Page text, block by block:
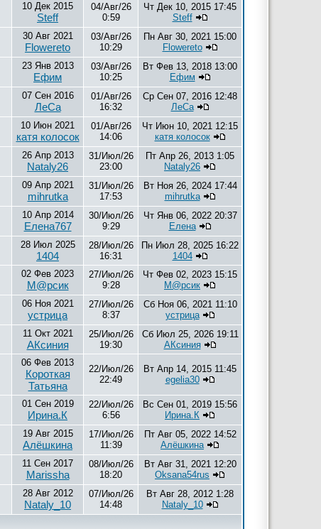
10 Дек 2015
Steff
04/Авг/26
0:59
Чт Дек 10, 2015 17:45
Steff
30 Авг 2021
Flowereto
03/Авг/26
10:29
Пн Авг 30, 2021 15:00
Flowereto
23 Янв 2013
Ефим
03/Авг/26
10:25
Вт Фев 13, 2018 13:00
Ефим
07 Сен 2016
ЛеСа
01/Авг/26
16:32
Ср Сен 07, 2016 12:48
ЛеСа
10 Июн 2021
катя колосок
01/Авг/26
14:06
Чт Июн 10, 2021 12:15
катя колосок
26 Апр 2013
Nataly26
31/Июл/26
23:00
Пт Апр 26, 2013 1:05
Nataly26
09 Апр 2021
mihrutka
31/Июл/26
17:53
Вт Ноя 26, 2024 17:44
mihrutka
10 Апр 2014
Елена767
30/Июл/26
9:29
Чт Янв 06, 2022 20:37
Елена
28 Июл 2025
1404
28/Июл/26
16:31
Пн Июл 28, 2025 16:22
1404
02 Фев 2023
М@рсик
27/Июл/26
9:28
Чт Фев 02, 2023 15:15
М@рсик
06 Ноя 2021
устрица
27/Июл/26
8:37
Сб Ноя 06, 2021 11:10
устрица
11 Окт 2021
АКсиния
25/Июл/26
19:30
Сб Июл 25, 2026 19:11
АКсиния
06 Фев 2013
Короткая
Татьяна
22/Июл/26
22:49
Вт Апр 14, 2015 11:45
egelia30
01 Сен 2019
Ирина.К
22/Июл/26
6:56
Вс Сен 01, 2019 15:56
Ирина.К
19 Авг 2015
Алёшкина
17/Июл/26
11:39
Пт Авг 05, 2022 14:52
Алёшкина
11 Сен 2017
Marissha
08/Июл/26
18:20
Вт Авг 31, 2021 12:20
Oksana54rus
28 Авг 2012
Nataly_10
07/Июл/26
14:48
Вт Авг 28, 2012 1:28
Nataly_10